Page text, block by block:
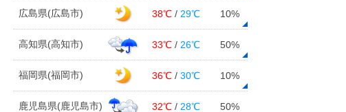
広島県(広島市) 38℃ / 29℃ 10%
高知県(高知市) 33℃ / 26℃ 50%
福岡県(福岡市) 36℃ /30℃ 10%
鹿児島県(鹿児島市) 32℃ / 28℃ 50%